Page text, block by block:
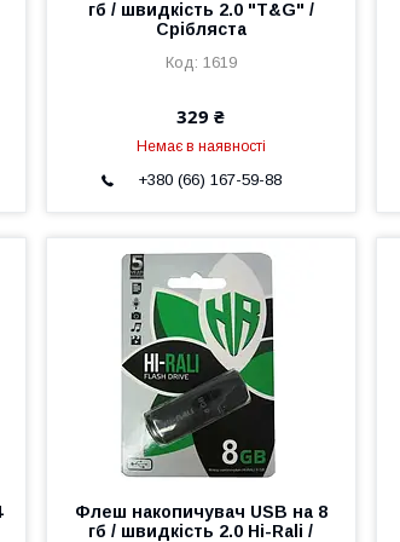
гб / швидкість 2.0 "T&G" /
Срібляста
1619
329 ₴
Немає в наявності
+380 (66) 167-59-88
Флеш накопичувач USB на 8
гб / швидкість 2.0 Hi-Rali /